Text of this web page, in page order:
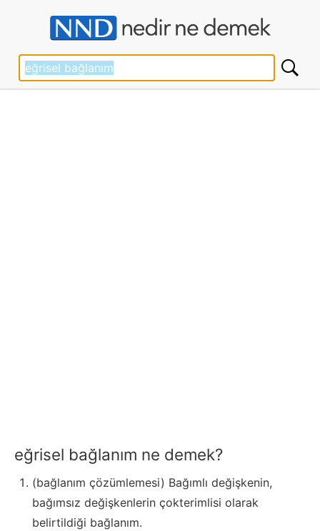
eğrisel bağlanım ne demek?
(bağlanım çözümlemesi) Bağımlı değişkenin,
bağımsız değişkenlerin çokterimlisi olarak
belirtildiği bağlanım.